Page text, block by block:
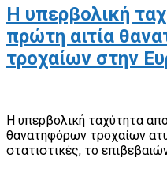
Η υπερβολική
πρώτη αιτία
τροχαίων στην
H υπερβολική ταχύτητα
θανατηφόρων τροχαίων
στατιστικές, το